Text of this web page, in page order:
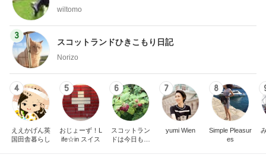
wiltomo
3
スコットランドひきこもり日記
Norizo
4
ええかげん英
国田舎暮らし
5
おじょーず！L
ife☆in スイス
6
スコットラン
ドは今日も曇
7
yumi Wien
8
Simple Pleasur
es